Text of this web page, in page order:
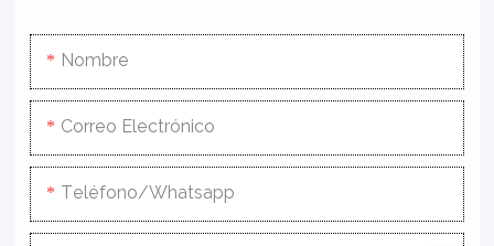
Nombre
Correo Electrónico
Teléfono/whatsapp